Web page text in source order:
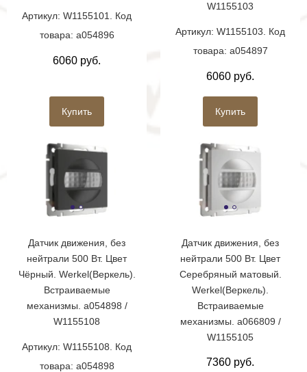
Артикул: W1155101. Код
товара: a054896
6060 руб.
Купить
W1155103
Артикул: W1155103. Код
товара: a054897
6060 руб.
Купить
Датчик движения, без
нейтрали 500 Вт. Цвет
Чёрный. Werkel(Веркель).
Встраиваемые
механизмы. a054898 /
W1155108
Артикул: W1155108. Код
товара: a054898
Датчик движения, без
нейтрали 500 Вт. Цвет
Серебряный матовый.
Werkel(Веркель).
Встраиваемые
механизмы. a066809 /
W1155105
7360 руб.